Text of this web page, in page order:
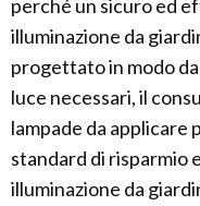
perché un sicuro ed
illuminazione da
progettato in modo
luce necessari, il
lampade da
standard di risparmio
illuminazione da